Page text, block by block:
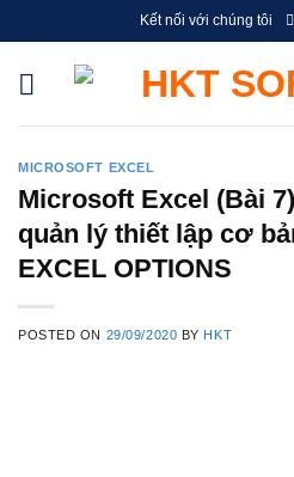
to
content
Kết nối với chúng tôi
MICROSOFT EXCEL
Microsoft Excel (Bài
quản lý thiết lập cơ
EXCEL OPTIONS
POSTED ON 29/09/2020 BY HKT